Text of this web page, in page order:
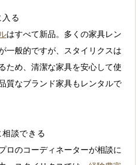
入る
はすべて新品。多くの家具レン
一般的ですが、スタイリクスは
ため、清潔な家具を安心して使
質なブランド家具もレンタルで
談できる
ロのコーディネーターが相談に